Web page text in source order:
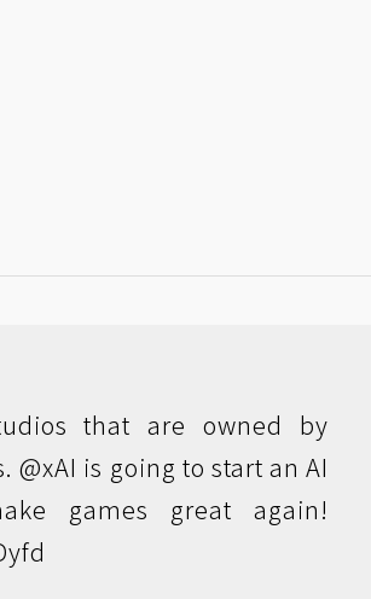
that are owned by
@xAI is going to start an AI
games great again!